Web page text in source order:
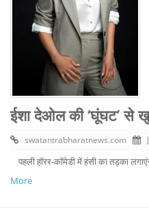
ईशा देओल की ‘घूंघट’ से
swatantrabharatnews.com
पहली हॉरर-कॉमेडी में हंसी का तड़का
More